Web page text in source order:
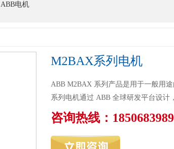
ABB电机
M2BAX系列电机
ABB M2BAX 系列产品是用于一般用
系列电机通过 ABB 全球研发平台设计
咨询热线：